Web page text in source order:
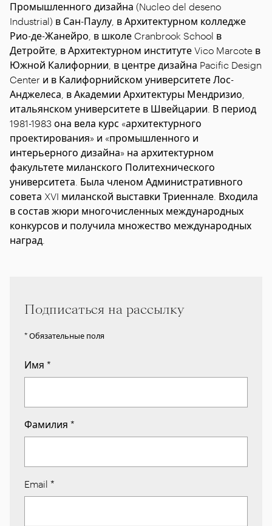
Промышленного дизайна (Nucleo del deseno
Industrial) в Сан-Паулу, в Архитектурном колледже
Рио-де-Жанейро, в школе Cranbrook School в
Детройте, в Архитектурном институте Vico Marcote в
Южной Калифорнии, в центре дизайна Pacific Design
Center и в Калифорнийском университете Лос-
Анджелеса, в Академии Архитектуры Мендризио,
итальянском университете в Швейцарии. В период
1981-1983 она вела курс «архитектурного
проектирования» и «промышленного и
интерьерного дизайна» на архитектурном
факультете миланского Политехнического
университета. Была членом Административного
совета XVI миланской выставки Триеннале. Входила
в состав жюри многочисленных международных
конкурсов и получила множество международных
наград.
Подписаться на рассылку
* Обязательные поля
Имя *
Фамилия *
Email *